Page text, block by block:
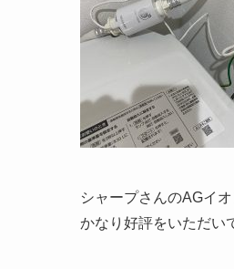
シャープさんのAGイオ
かなり好評をいただい